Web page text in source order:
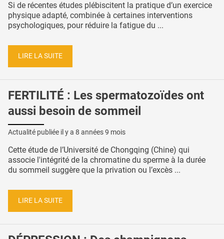
Si de récentes études plébiscitent la pratique d’un exercice
physique adapté, combinée à certaines interventions
psychologiques, pour réduire la fatigue du ...
LIRE LA SUITE
FERTILITÉ : Les spermatozoïdes ont
aussi besoin de sommeil
Actualité publiée il y a 8 années 9 mois
Cette étude de l’Université de Chongqing (Chine) qui
associe l'intégrité de la chromatine du sperme à la durée
du sommeil suggère que la privation ou l’excès ...
LIRE LA SUITE